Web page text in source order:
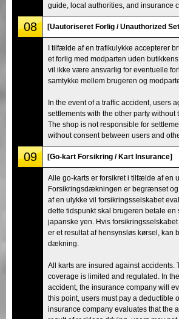
guide, local authorities, and insurance
08 [Uautoriseret Forlig / Unauthorized
I tilfælde af en trafikulykke accepterer
et forlig med modparten uden
vil ikke være ansvarlig for eventuelle
samtykke mellem brugeren og
In the event of a traffic accident, users
settlements with the other party without
The shop is not responsible for
without consent between users and
09 [Go-kart Forsikring / Kart Insurance]
Alle go-karts er forsikret i tilfælde af en
Forsikringsdækningen er begrænset
af en ulykke vil forsikringsselskabet
dette tidspunkt skal brugeren betale en
japanske yen. Hvis
er et resultat af hensynsløs kørsel, kan
dækning.
All karts are insured against accidents.
coverage is limited and regulated. In
accident, the insurance company will
this point, users must pay a deductible
insurance company evaluates that the